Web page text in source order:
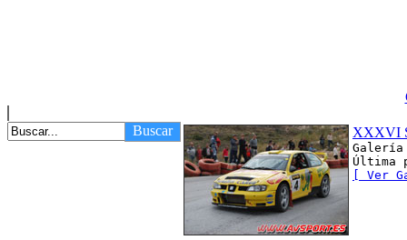
Buscar XXXVI
Última
[ Ver